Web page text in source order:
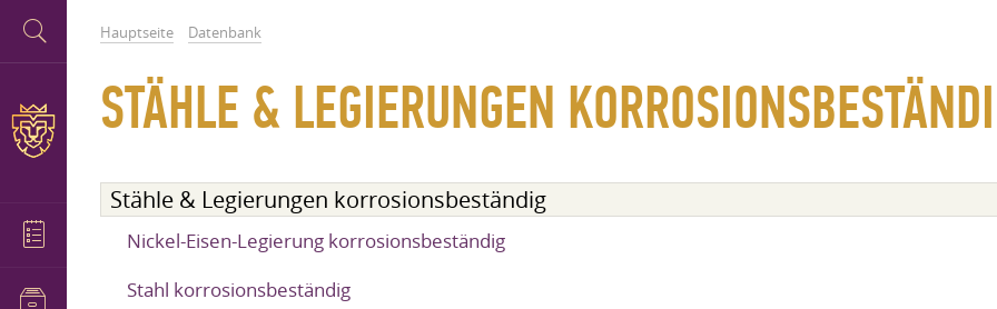
Hauptseite Datenbank
STÄHLE & LEGIERUNGEN
Stähle & Legierungen korrosionsbeständig
Nickel-Eisen-​Legierung korrosionsbeständig
Stahl korrosionsbeständig